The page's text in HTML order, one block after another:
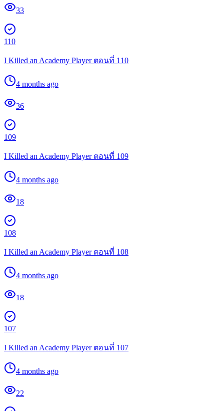
33
110
I Killed an Academy Player ตอนที่ 110
4 months ago
36
109
I Killed an Academy Player ตอนที่ 109
4 months ago
18
108
I Killed an Academy Player ตอนที่ 108
4 months ago
18
107
I Killed an Academy Player ตอนที่ 107
4 months ago
22